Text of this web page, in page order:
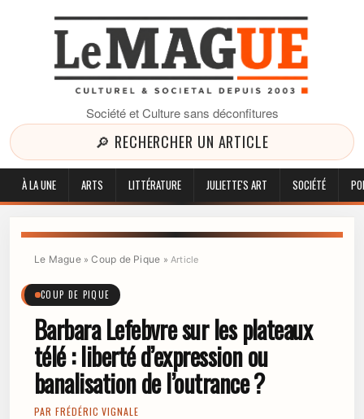
Société et Culture sans déconfitures
🔎 RECHERCHER UN ARTICLE
À LA UNE ARTS LITTÉRATURE JULIETTE'S ART SOCIÉTÉ
Le Mague»Coup de Pique » Article
COUP DE PIQUE
Barbara Lefebvre sur les plateaux
télé : liberté d’expression ou
banalisation de l’outrance ?
PAR FRÉDÉRIC VIGNALE